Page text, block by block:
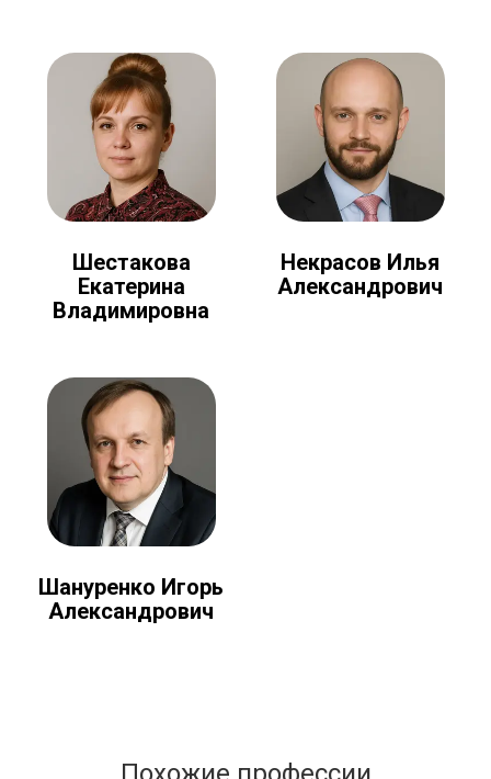
Шестакова
Екатерина
Владимировна
Некрасов Илья
Александрович
Шануренко Игорь
Александрович